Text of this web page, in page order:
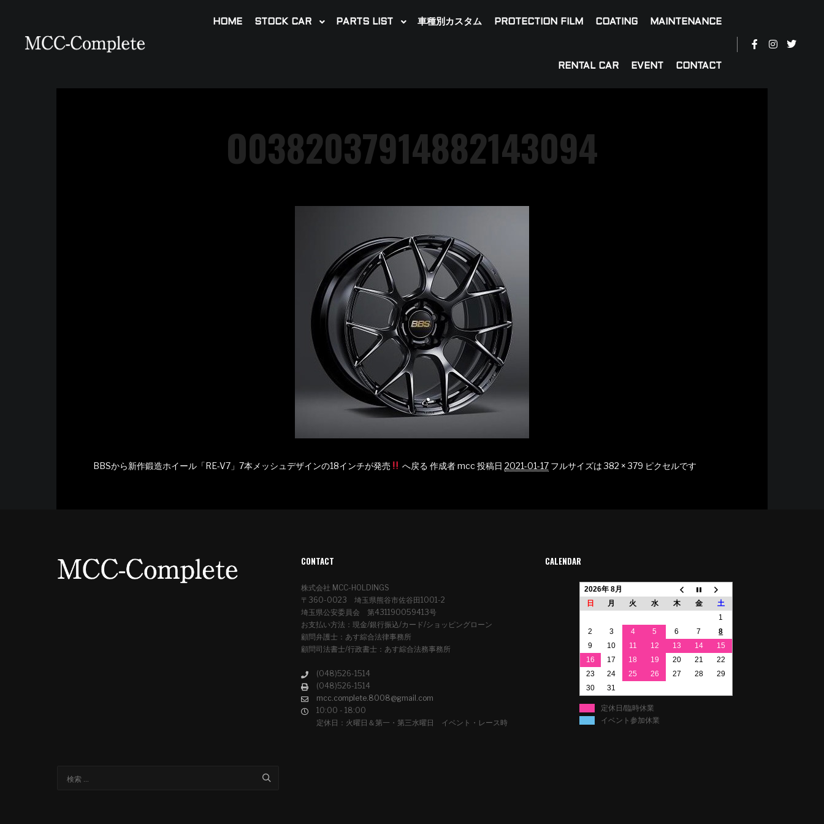
HOME STOCK CAR PARTS LIST 車種別カスタム PROTECTION FILM COATING MAINTENANCE
RENTAL CAR EVENT CONTACT
O0382037914882143094
BBSから新作鍛造ホイール「RE-V7」7本メッシュデザインの18インチが発売 へ戻る 作成者mcc投稿日 2021-01-17 フルサイズは382 × 379 ピクセルです
CONTACT
株式会社 MCC-HOLDINGS
〒360-0023 埼玉県熊谷市佐谷田1001-2
埼玉県公安委員会 第431190059413号
お支払い方法：現金/銀行振込/カード/ショッピングローン
顧問弁護士：あす綜合法律事務所
顧問司法書士/行政書士：あす綜合法務事務所
(048)526-1514
(048)526-1514
mcc.complete.8008@gmail.com
10:00 - 18:00
定休日：火曜日＆第一・第三水曜日 イベント・レース時
CALENDAR
2026年 8月
日
月 火 水 木 金
土
1
2
3 4 5 6 7
8
9
10 11 12 13 14
15
16
17 18 19 20 21
22
23
24 25 26 27 28
29
30
31
定休日/臨時休業
イベント参加休業